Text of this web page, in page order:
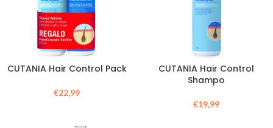
CUTANIA Hair Control Pack
€22,99
CUTANIA Hair Control
Shampo
€19,99